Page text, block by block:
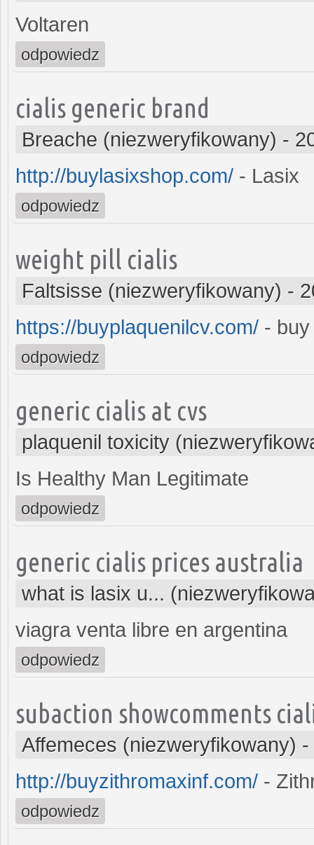
Voltaren
odpowiedz
cialis generic brand
Breache (niezweryfikowany) -
http://buylasixshop.com/ - Lasix
odpowiedz
weight pill cialis
Faltsisse (niezweryfikowany) -
https://buyplaquenilcv.com/ -
odpowiedz
generic cialis at cvs
plaquenil toxicity
Is Healthy Man Legitimate
odpowiedz
generic cialis prices australia
what is lasix u...
viagra venta libre en argentina
odpowiedz
subaction showcomments
Affemeces (niezweryfikowany) -
http://buyzithromaxinf.com/ -
odpowiedz